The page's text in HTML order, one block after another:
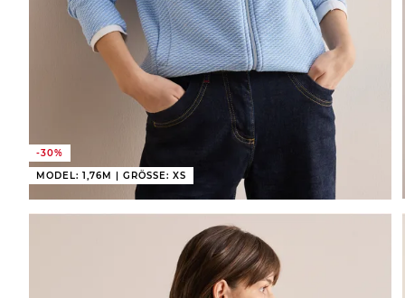
-30%
MODEL: 1,76M | GRÖSSE: XS